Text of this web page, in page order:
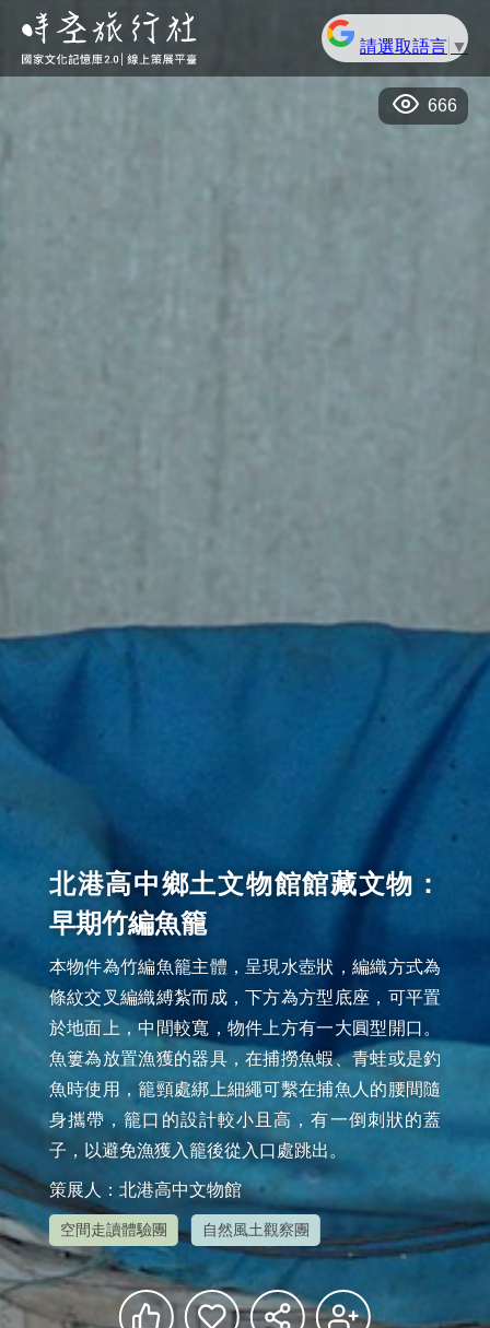
請選取語言 ▼
666
北港高中鄉土文物館館藏文物：
早期竹編魚籠
本物件為竹編魚籠主體，呈現水壺狀，編織方式為
條紋交叉編織縛紮而成，下方為方型底座，可平置
於地面上，中間較寬，物件上方有一大圓型開口。
魚簍為放置漁獲的器具，在捕撈魚蝦、青蛙或是釣
魚時使用，籠頸處綁上細繩可繫在捕魚人的腰間隨
身攜帶，籠口的設計較小且高，有一倒刺狀的蓋
子，以避免漁獲入籠後從入口處跳出。
策展人：北港高中文物館
空間走讀體驗團 自然風土觀察團